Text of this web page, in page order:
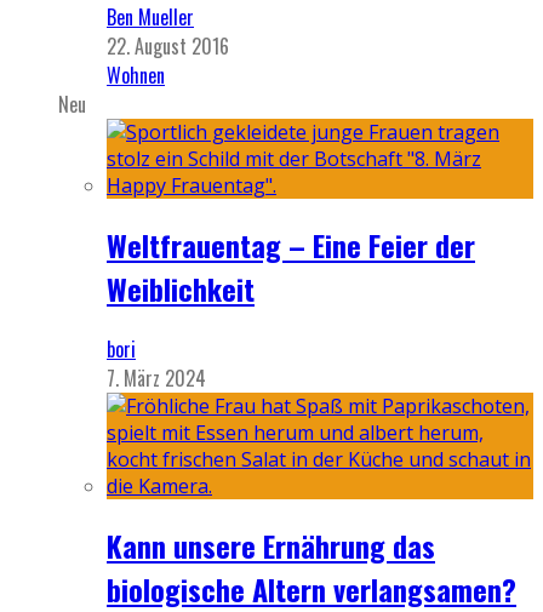
Ben Mueller
22. August 2016
Wohnen
Neu
Weltfrauentag – Eine Feier der
Weiblichkeit
bori
7. März 2024
Kann unsere Ernährung das
biologische Altern verlangsamen?